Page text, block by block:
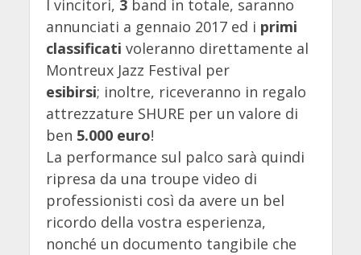
I vincitori, 3band in totale, saranno
annunciati a gennaio 2017 ed i primi
classificati voleranno direttamente al
Montreux Jazz Festival per
esibirsi; inoltre, riceveranno in regalo
attrezzature SHURE per un valore di
ben 5.000 euro!
La performance sul palco sarà quindi
ripresa da una troupe video di
professionisti così da avere un bel
ricordo della vostra esperienza,
nonché un documento tangibile che